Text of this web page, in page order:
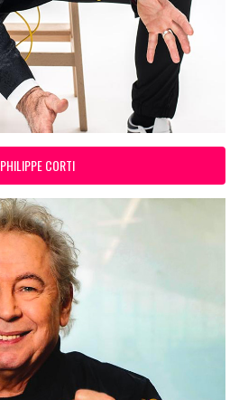
PHILIPPE CORTI